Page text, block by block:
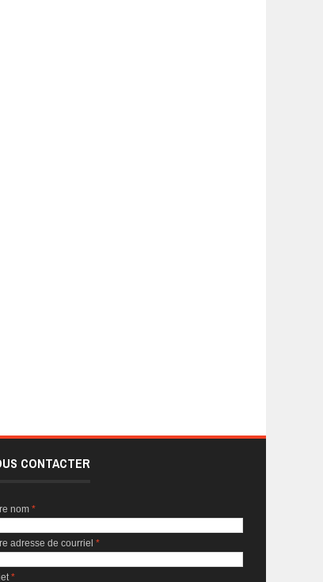
CONTACTER
nom*
adresse de courriel*
*